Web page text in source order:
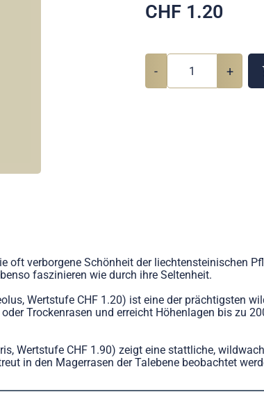
CHF 1.20
- +
oft verborgene Schönheit der liechtensteinischen
faszinieren wie durch ihre Seltenheit.
Wertstufe CHF 1.20) ist eine der prächtigsten
Trockenrasen und erreicht Höhenlagen bis zu
Wertstufe CHF 1.90) zeigt eine stattliche,
in den Magerrasen der Talebene beobachtet